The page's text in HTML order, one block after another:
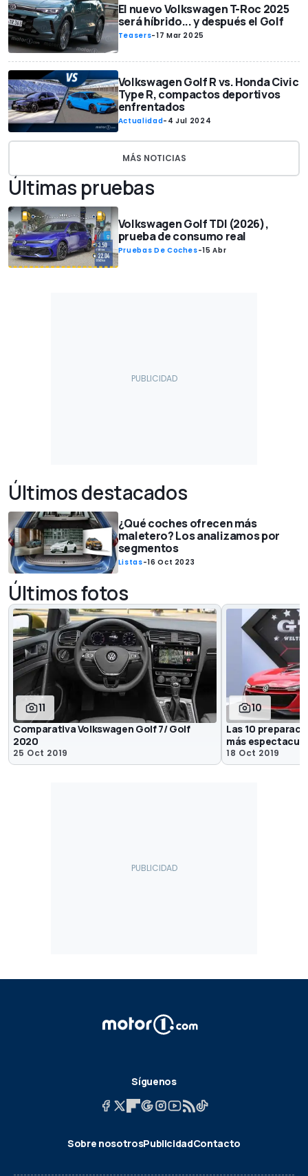
El nuevo Volkswagen T-Roc 2025
será híbrido... y después el Golf
Teasers-17 Mar 2025
Volkswagen Golf R vs. Honda Civic
Type R, compactos deportivos
enfrentados
Actualidad- 4 Jul 2024
MÁS NOTICIAS
Últimas pruebas
Volkswagen Golf TDI (2026),
prueba de consumo real
Pruebas De Coches-15 Abr
Últimos destacados
¿Qué coches ofrecen más
maletero? Los analizamos por
segmentos
Listas-16 Oct 2023
Últimos fotos
11
Comparativa Volkswagen Golf 7/ Golf
2020
25 Oct 2019
10
Las 10
más
18 Oct 2019
Síguenos
Sobre nosotrosPublicidadContacto